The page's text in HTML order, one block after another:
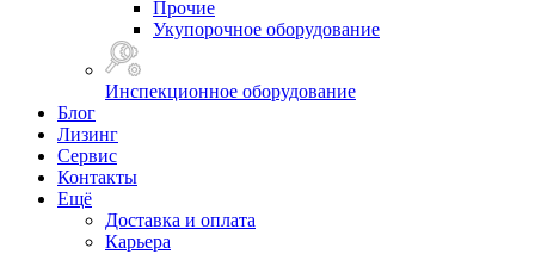
Прочие
Укупорочное оборудование
Инспекционное оборудование
Блог
Лизинг
Сервис
Контакты
Ещё
Доставка и оплата
Карьера